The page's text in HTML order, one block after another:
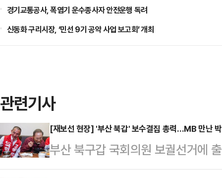
경기교통공사, 폭염기 운수종사자 안전운행 독려
신동화 구리시장, ‘민선 9기 공약 사업 보고회’ 개최
관련기사
[재보선 현장] '부산 북갑' 보수결집 총력…MB 만난
부산 북구갑 국회의원 보궐선거에
속 후보가 선거 전 마지막 주말을